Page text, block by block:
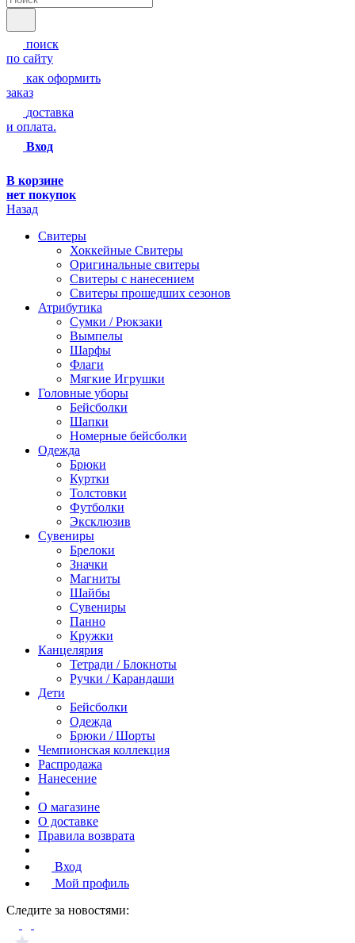
поиск
по сайту
как оформить
заказ
доставка
и оплата.
Вход
В корзине
нет покупок
Назад
Свитеры
Хоккейные Свитеры
Оригинальные свитеры
Свитеры с нанесением
Свитеры прошедших сезонов
Атрибутика
Сумки / Рюкзаки
Вымпелы
Шарфы
Флаги
Мягкие Игрушки
Головные уборы
Бейсболки
Шапки
Номерные бейсболки
Одежда
Брюки
Куртки
Толстовки
Футболки
Эксклюзив
Сувениры
Брелоки
Значки
Магниты
Шайбы
Сувениры
Панно
Кружки
Канцелярия
Тетради / Блокноты
Ручки / Карандаши
Дети
Бейсболки
Одежда
Брюки / Шорты
Чемпионская коллекция
Распродажа
Нанесение
О магазине
О доставке
Правила возврата
Вход
Мой профиль
Cледите за новостями: